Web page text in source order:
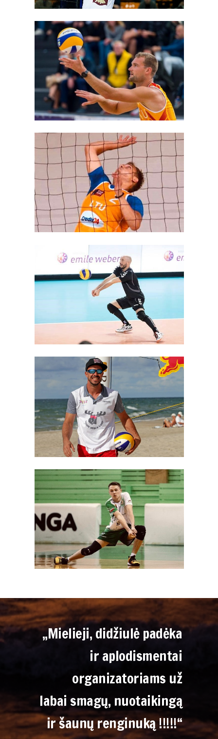
„Mielieji, didžiulė padėka
ir aplodismentai
organizatoriams už
labai smagų, nuotaikingą
ir šaunų renginuką !!!!!“